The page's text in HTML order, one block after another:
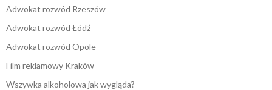
Adwokat rozwód Rzeszów
Adwokat rozwód Łódź
Adwokat rozwód Opole
Film reklamowy Kraków
Wszywka alkoholowa jak wygląda?